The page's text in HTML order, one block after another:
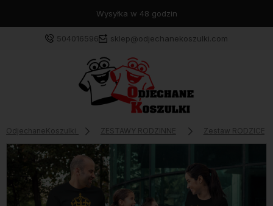
Wysyłka w 48 godzin
504016596 sklep@odjechanekoszulki.com
OdjechaneKoszulki ZESTAWY RODZINNE Zestaw RODZICE +